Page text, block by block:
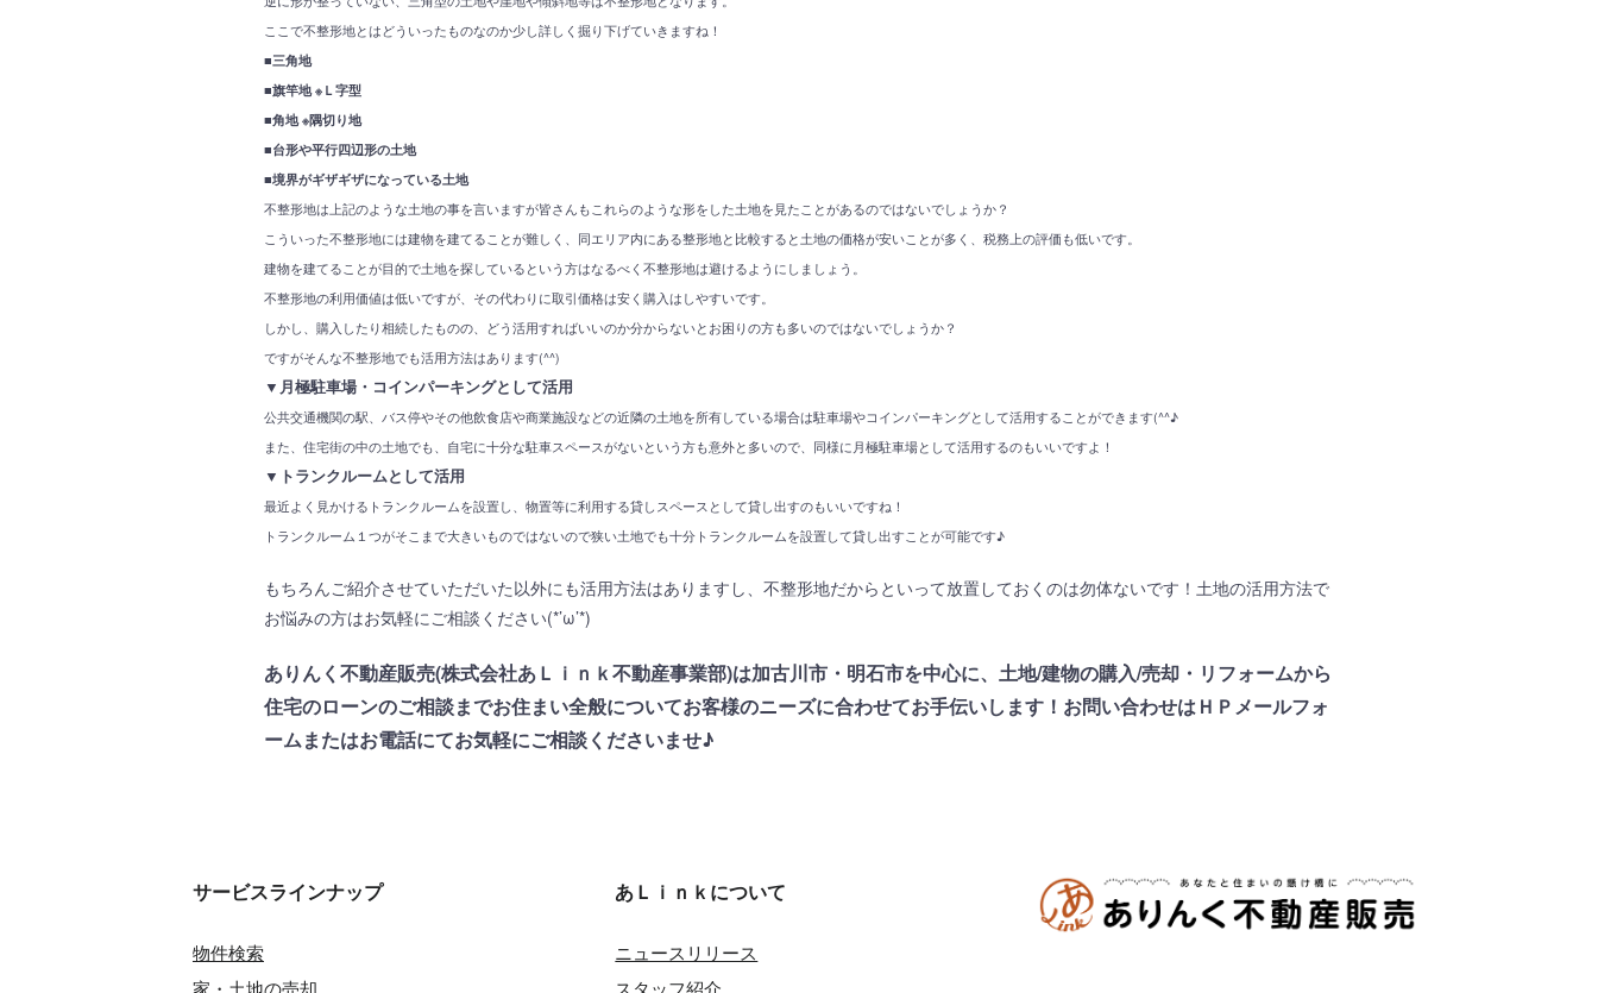
ここで不整形地とはどういったものなのか少し詳しく掘り下げていきますね！
■三角地
■旗竿地 ※Ｌ字型
■角地 ※隅切り地
■台形や平行四辺形の土地
■境界がギザギザになっている土地
不整形地は上記のような土地の事を言いますが皆さんもこれらのような形をした土地を見たことがあるのではないでしょうか？
こういった不整形地には建物を建てることが難しく、同エリア内にある整形地と比較すると土地の価格が安いことが多く、税務上の評価も低いです。
建物を建てることが目的で土地を探しているという方はなるべく不整形地は避けるようにしましょう。
不整形地の利用価値は低いですが、その代わりに取引価格は安く購入はしやすいです。
しかし、購入したり相続したものの、どう活用すればいいのか分からないとお困りの方も多いのではないでしょうか？
ですがそんな不整形地でも活用方法はあります(^^)
▼月極駐車場・コインパーキングとして活用
公共交通機関の駅、バス停やその他飲食店や商業施設などの近隣の土地を所有している場合は駐車場やコインパーキングとして活用することができます(^^♪
また、住宅街の中の土地でも、自宅に十分な駐車スペースがないという方も意外と多いので、同様に月極駐車場として活用するのもいいですよ！
▼トランクルームとして活用
最近よく見かけるトランクルームを設置し、物置等に利用する貸しスペースとして貸し出すのもいいですね！
トランクルーム１つがそこまで大きいものではないので狭い土地でも十分トランクルームを設置して貸し出すことが可能です♪
もちろんご紹介させていただいた以外にも活用方法はありますし、不整形地だからといって放置しておくのは勿体ないです！土地の活用方法で
お悩みの方はお気軽にご相談ください(*’ω’*)
ありんく不動産販売(株式会社あＬｉｎｋ不動産事業部)は加古川市・明石市を中心に、土地/建物の購入/売却・リフォームから
住宅のローンのご相談までお住まい全般についてお客様のニーズに合わせてお手伝いします！お問い合わせはＨＰメールフォ
ームまたはお電話にてお気軽にご相談くださいませ♪
サービスラインナップ
物件検索
家・土地の売却
あＬｉｎｋについて
ニュースリリース
スタッフ紹介